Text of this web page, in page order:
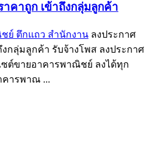
คาถูก เข้าถึงกลุ่มลูกค้า
ย์ ตึกแถว สำนักงาน ลงประกาศ
งกลุ่มลูกค้า รับจ้างโพส ลงประกาศ
ต์ขายอาคารพาณิชย์ ลงได้ทุก
คารพาณ ...